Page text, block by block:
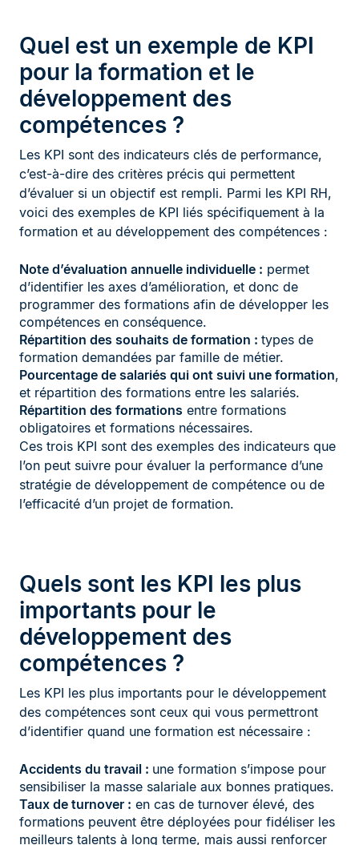
Quel est un exemple de KPI
pour la formation et le
développement des
compétences ?
Les KPI sont des indicateurs clés de performance,
c’est-à-dire des critères précis qui permettent
d’évaluer si un objectif est rempli. Parmi les KPI RH,
voici des exemples de KPI liés spécifiquement à la
formation et au développement des compétences :
Note d’évaluation annuelle individuelle : permet
d’identifier les axes d’amélioration, et donc de
programmer des formations afin de développer les
compétences en conséquence.
Répartition des souhaits de formation : types de
formation demandées par famille de métier.
Pourcentage de salariés qui ont suivi une formation,
et répartition des formations entre les salariés.
Répartition des formations entre formations
obligatoires et formations nécessaires.
Ces trois KPI sont des exemples des indicateurs que
l’on peut suivre pour évaluer la performance d’une
stratégie de développement de compétence ou de
l’efficacité d’un projet de formation.
Quels sont les KPI les plus
importants pour le
développement des
compétences ?
Les KPI les plus importants pour le développement
des compétences sont ceux qui vous permettront
d’identifier quand une formation est nécessaire :
Accidents du travail : une formation s’impose pour
sensibiliser la masse salariale aux bonnes pratiques.
Taux de turnover : en cas de turnover élevé, des
formations peuvent être déployées pour fidéliser les
meilleurs talents à long terme, mais aussi renforcer